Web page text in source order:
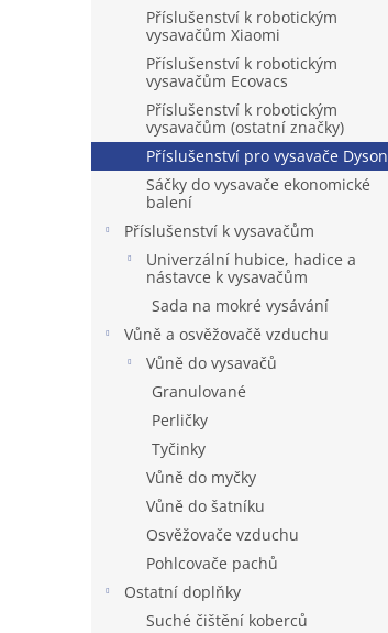
Příslušenství k robotickým
vysavačům Xiaomi
Příslušenství k robotickým
vysavačům Ecovacs
Příslušenství k robotickým
vysavačům (ostatní značky)
Příslušenství pro vysavače Dyson
Sáčky do vysavače ekonomické
balení
Příslušenství k vysavačům
Univerzální hubice, hadice a
nástavce k vysavačům
Sada na mokré vysávání
Vůně a osvěžovačě vzduchu
Vůně do vysavačů
Granulované
Perličky
Tyčinky
Vůně do myčky
Vůně do šatníku
Osvěžovače vzduchu
Pohlcovače pachů
Ostatní doplňky
Suché čištění koberců